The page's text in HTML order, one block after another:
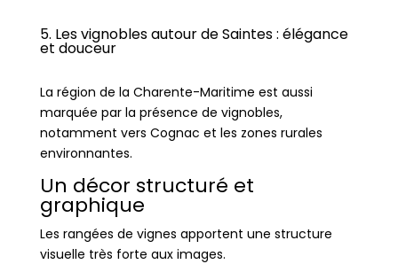
5. Les vignobles autour de Saintes : élégance
et douceur
La région de la Charente-Maritime est aussi
marquée par la présence de vignobles,
notamment vers Cognac et les zones rurales
environnantes.
Un décor structuré et
graphique
Les rangées de vignes apportent une structure
visuelle très forte aux images.